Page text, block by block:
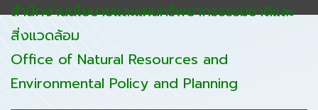
สำนักงานนโยบายและแผนทรัพยากรธรรมชาติและ
สิ่งแวดล้อม
Office of Natural Resources and
Environmental Policy and Planning